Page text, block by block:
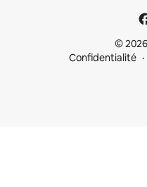
©
Confidentialité